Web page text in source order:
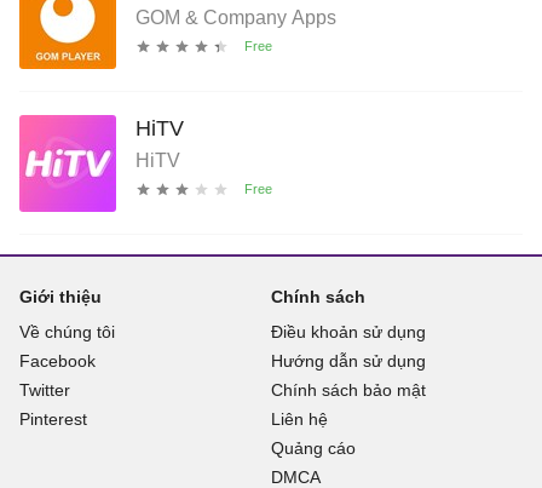
GOM & Company Apps
HiTV
HiTV
Giới thiệu
Về chúng tôi
Facebook
Twitter
Pinterest
Chính sách
Điều khoản sử dụng
Hướng dẫn sử dụng
Chính sách bảo mật
Liên hệ
Quảng cáo
DMCA